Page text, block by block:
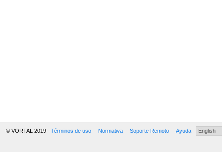
© VORTAL 2019 Términos de uso Normativa Soporte Remoto Ayuda